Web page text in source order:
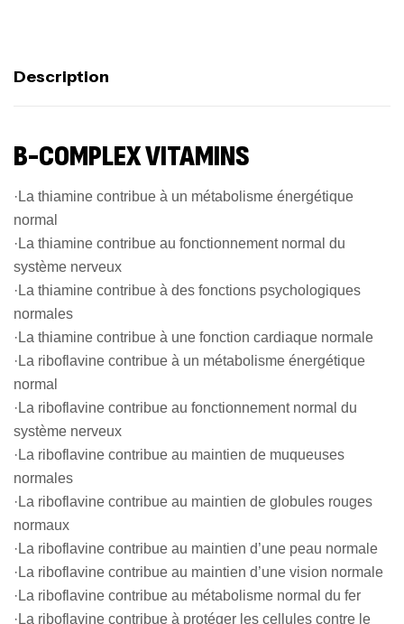
Description
B-COMPLEX VITAMINS
·La thiamine contribue à un métabolisme énergétique
normal
·La thiamine contribue au fonctionnement normal du
système nerveux
·La thiamine contribue à des fonctions psychologiques
normales
·La thiamine contribue à une fonction cardiaque normale
·La riboflavine contribue à un métabolisme énergétique
normal
·La riboflavine contribue au fonctionnement normal du
système nerveux
·La riboflavine contribue au maintien de muqueuses
normales
·La riboflavine contribue au maintien de globules rouges
normaux
·La riboflavine contribue au maintien d’une peau normale
·La riboflavine contribue au maintien d’une vision normale
·La riboflavine contribue au métabolisme normal du fer
·La riboflavine contribue à protéger les cellules contre le